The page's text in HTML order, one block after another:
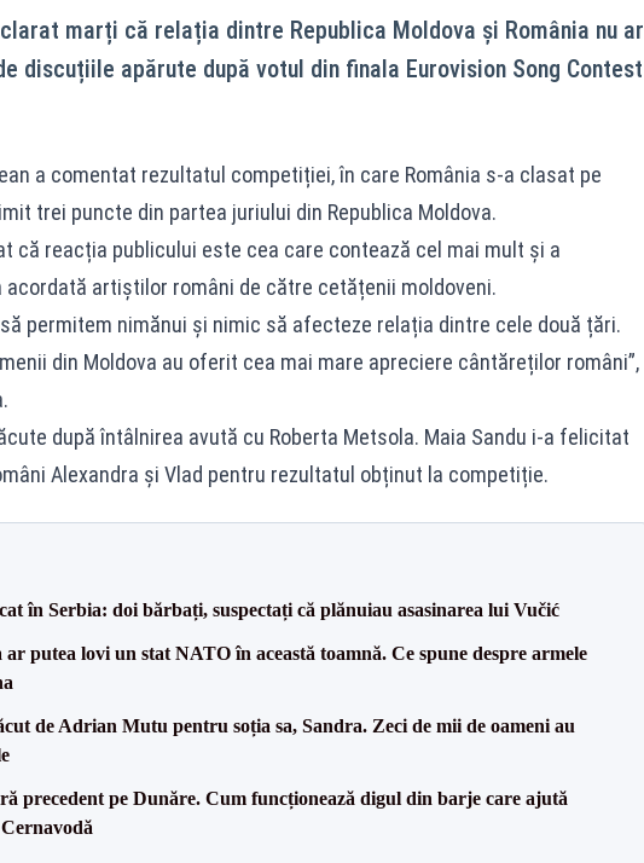
marți că relația dintre Republica Moldova și România nu ar
discuțiile apărute după votul din finala Eurovision Song Contest
a comentat rezultatul competiției, în care România s-a clasat pe
trei puncte din partea juriului din Republica Moldova.
că reacția publicului este cea care contează cel mai mult și a
acordată artiștilor români de către cetățenii moldoveni.
permitem nimănui și nimic să afecteze relația dintre cele două țări.
din Moldova au oferit cea mai mare apreciere cântăreților români”,
după întâlnirea avută cu Roberta Metsola. Maia Sandu i-a felicitat
Alexandra și Vlad pentru rezultatul obținut la competiție.
în Serbia: doi bărbați, suspectați că plănuiau asasinarea lui Vučić
putea lovi un stat NATO în această toamnă. Ce spune despre armele
de Adrian Mutu pentru soția sa, Sandra. Zeci de mii de oameni au
precedent pe Dunăre. Cum funcționează digul din barje care ajută